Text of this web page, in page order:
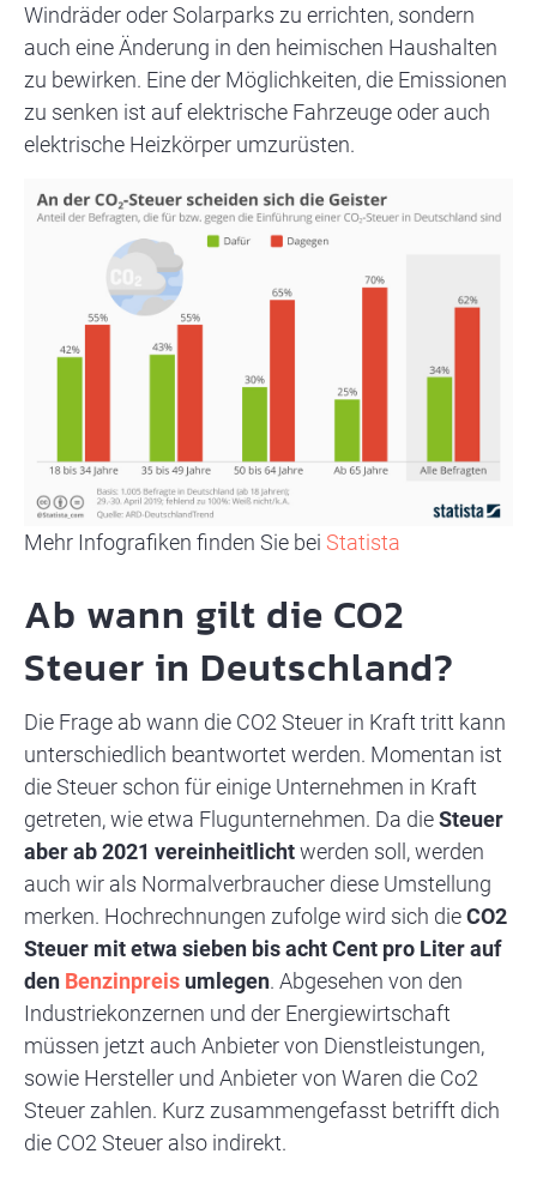
Windräder oder Solarparks zu errichten, sondern
auch eine Änderung in den heimischen Haushalten
zu bewirken. Eine der Möglichkeiten, die Emissionen
zu senken ist auf elektrische Fahrzeuge oder auch
elektrische Heizkörper umzurüsten.
Mehr Infografiken finden Sie bei Statista
Ab wann gilt die CO2
Steuer in Deutschland?
Die Frage ab wann die CO2 Steuer in Kraft tritt kann
unterschiedlich beantwortet werden. Momentan ist
die Steuer schon für einige Unternehmen in Kraft
getreten, wie etwa Flugunternehmen. Da dieSteuer
aber ab 2021 vereinheitlichtwerden soll, werden
auch wir als Normalverbraucher diese Umstellung
merken. Hochrechnungen zufolge wird sich dieCO2
Steuer mit etwa sieben bis acht Cent pro Liter auf
den Benzinpreis umlegen. Abgesehen von den
Industriekonzernen und der Energiewirtschaft
müssen jetzt auch Anbieter von Dienstleistungen,
sowie Hersteller und Anbieter von Waren die Co2
Steuer zahlen. Kurz zusammengefasst betrifft dich
die CO2 Steuer also indirekt.